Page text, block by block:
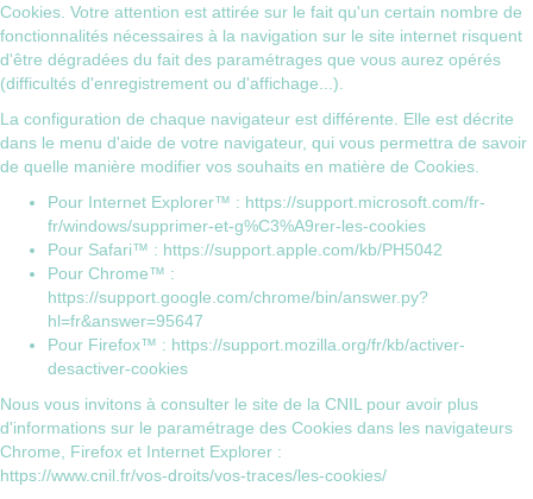
Cookies. Votre attention est attirée sur le fait qu'un certain nombre de
fonctionnalités nécessaires à la navigation sur le site internet risquent
d'être dégradées du fait des paramétrages que vous aurez opérés
(difficultés d'enregistrement ou d'affichage...).
La configuration de chaque navigateur est différente. Elle est décrite
dans le menu d'aide de votre navigateur, qui vous permettra de savoir
de quelle manière modifier vos souhaits en matière de Cookies.
Pour Internet Explorer™ : https://support.microsoft.com/fr-
fr/windows/supprimer-et-g%C3%A9rer-les-cookies
Pour Safari™ : https://support.apple.com/kb/PH5042
Pour Chrome™ :
https://support.google.com/chrome/bin/answer.py?
hl=fr&answer=95647
Pour Firefox™ : https://support.mozilla.org/fr/kb/activer-
desactiver-cookies
Nous vous invitons à consulter le site de la CNIL pour avoir plus
d'informations sur le paramétrage des Cookies dans les navigateurs
Chrome, Firefox et Internet Explorer :
https://www.cnil.fr/vos-droits/vos-traces/les-cookies/